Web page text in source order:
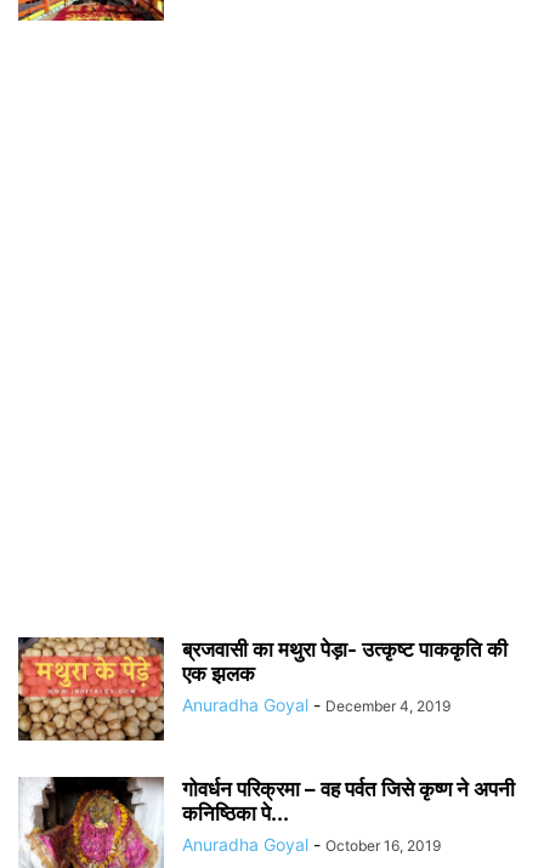
ब्रजवासी का मथुरा पेड़ा- उत्कृष्ट पाककृति की
एक झलक
Anuradha Goyal - December 4, 2019
गोवर्धन परिक्रमा – वह पर्वत जिसे कृष्ण ने अपनी
कनिष्ठिका पे...
Anuradha Goyal - October 16, 2019